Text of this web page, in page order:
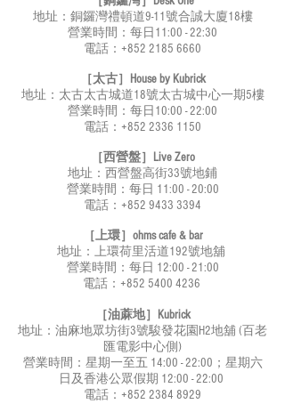
地址：銅鑼灣禮頓道9-11號合誠大廈18樓
營業時間：每日11:00 - 22:30
電話：+852 2185 6660
［太古］House by Kubrick
地址：太古太古城道18號太古城中心一期5樓
營業時間：每日10:00 - 22:00
電話：+852 2336 1150
［西營盤］Live Zero
地址：西營盤高街33號地鋪
營業時間：每日 11:00 - 20:00
電話：+852 9433 3394
［上環］ohms cafe & bar
地址：上環荷里活道192號地舖
營業時間：每日 12:00 - 21:00
電話：+852 5400 4236
［油蔴地］Kubrick
地址：油麻地眾坊街3號駿發花園H2地舖 (百老
匯電影中心側)
營業時間：星期一至五 14:00 - 22:00；星期六
日及香港公眾假期 12:00 - 22:00
電話：+852 2384 8929